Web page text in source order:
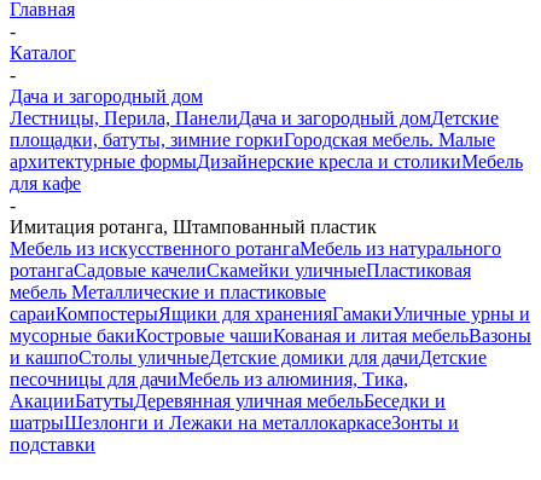
Главная
-
Каталог
-
Дача и загородный дом
Лестницы, Перила, ПанелиДача и загородный домДетские
площадки, батуты, зимние горкиГородская мебель. Малые
архитектурные формыДизайнерские кресла и столикиМебель
для кафе
-
Имитация ротанга, Штампованный пластик
Мебель из искусственного ротангаМебель из натурального
ротангаСадовые качелиСкамейки уличныеПластиковая
мебель Металлические и пластиковые
сараиКомпостерыЯщики для храненияГамакиУличные урны и
мусорные бакиКостровые чашиКованая и литая мебельВазоны
и кашпоСтолы уличныеДетские домики для дачиДетские
песочницы для дачиМебель из алюминия, Тика,
АкацииБатутыДеревянная уличная мебельБеседки и
шатрыШезлонги и Лежаки на металлокаркасеЗонты и
подставки